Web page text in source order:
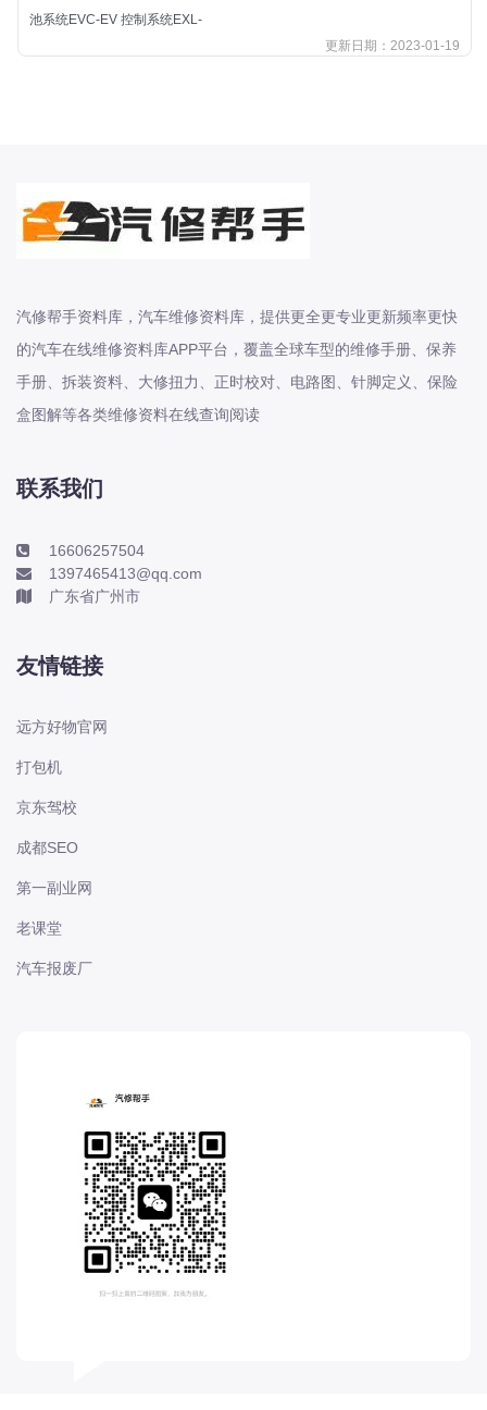
宝马
宝骏
宾利
本田
本田-东风本田
本田-广州本田
标致
标致-进口
比亚迪
比亚迪商用车
比速
创维
昌河
长安
长安-跨越
D
DS
DS
DS-进口
东南
池系统EVC-EV 控制系统EXL-
更新日期：2023-01-19
汽修帮手资料库，汽车维修资料库，提供更全更专业更新频率更快
的汽车在线维修资料库APP平台，覆盖全球车型的维修手册、保养
手册、拆装资料、大修扭力、正时校对、电路图、针脚定义、保险
盒图解等各类维修资料在线查询阅读
联系我们
16606257504
1397465413@qq.com
广东省广州市
友情链接
远方好物官网
打包机
京东驾校
成都SEO
第一副业网
老课堂
汽车报废厂